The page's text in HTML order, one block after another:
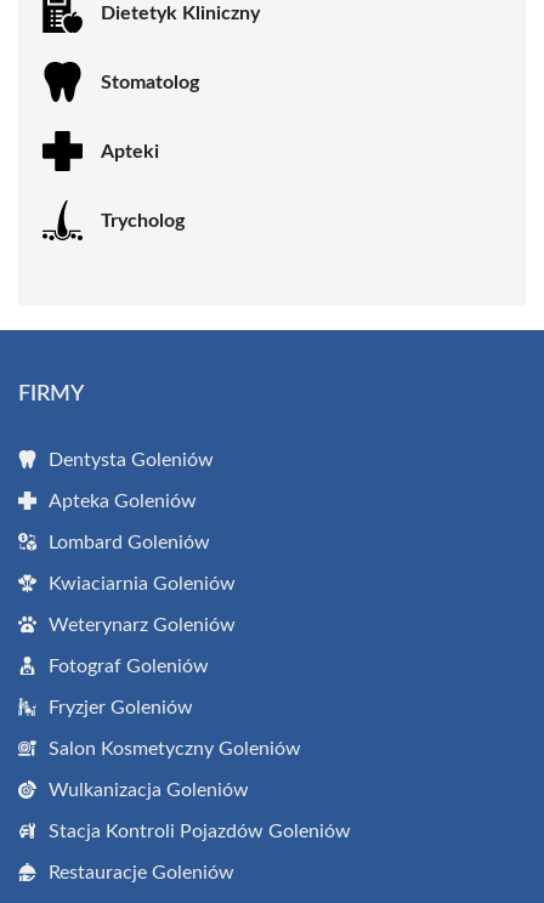
Dietetyk Kliniczny
Stomatolog
Apteki
Trycholog
FIRMY
Dentysta Goleniów
Apteka Goleniów
Lombard Goleniów
Kwiaciarnia Goleniów
Weterynarz Goleniów
Fotograf Goleniów
Fryzjer Goleniów
Salon Kosmetyczny Goleniów
Wulkanizacja Goleniów
Stacja Kontroli Pojazdów Goleniów
Restauracje Goleniów